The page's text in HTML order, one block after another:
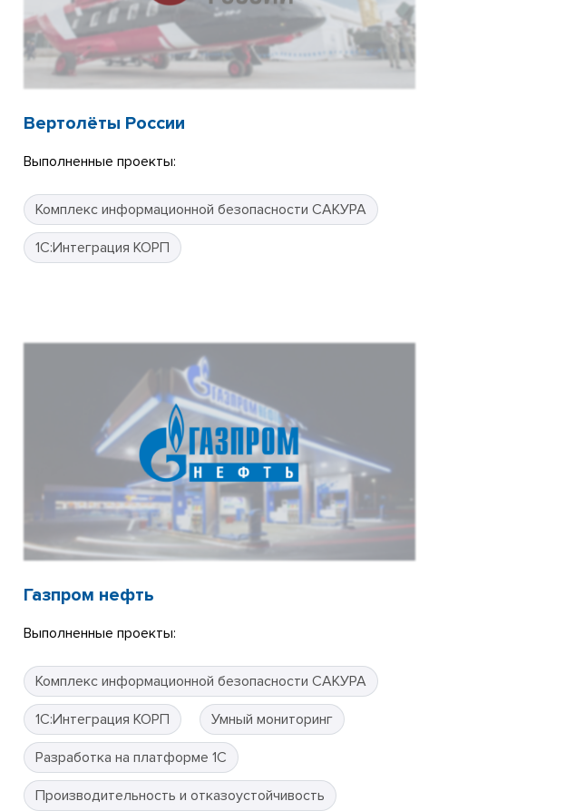
Вертолёты России
Выполненные проекты:
Комплекс информационной безопасности САКУРА
1С:Интеграция КОРП
Газпром нефть
Выполненные проекты:
Комплекс информационной безопасности САКУРА
1С:Интеграция КОРП Умный мониторинг
Разработка на платформе 1С
Производительность и отказоустойчивость